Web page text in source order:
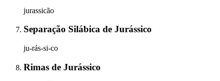
jurassicão
Separação Silábica de Jurássico
ju-rás-si-co
Rimas de Jurássico